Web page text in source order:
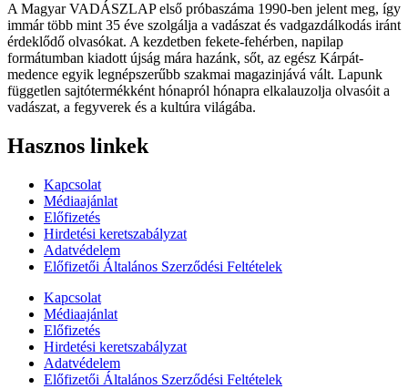
A Magyar VADÁSZLAP első próbaszáma 1990-ben jelent meg, így
immár több mint 35 éve szolgálja a vadászat és vadgazdálkodás iránt
érdeklődő olvasókat. A kezdetben fekete-fehérben, napilap
formátumban kiadott újság mára hazánk, sőt, az egész Kárpát-
medence egyik legnépszerűbb szakmai magazinjává vált. Lapunk
független sajtótermékként hónapról hónapra elkalauzolja olvasóit a
vadászat, a fegyverek és a kultúra világába.
Hasznos linkek
Kapcsolat
Médiaajánlat
Előfizetés
Hirdetési keretszabályzat
Adatvédelem
Előfizetői Általános Szerződési Feltételek
Kapcsolat
Médiaajánlat
Előfizetés
Hirdetési keretszabályzat
Adatvédelem
Előfizetői Általános Szerződési Feltételek